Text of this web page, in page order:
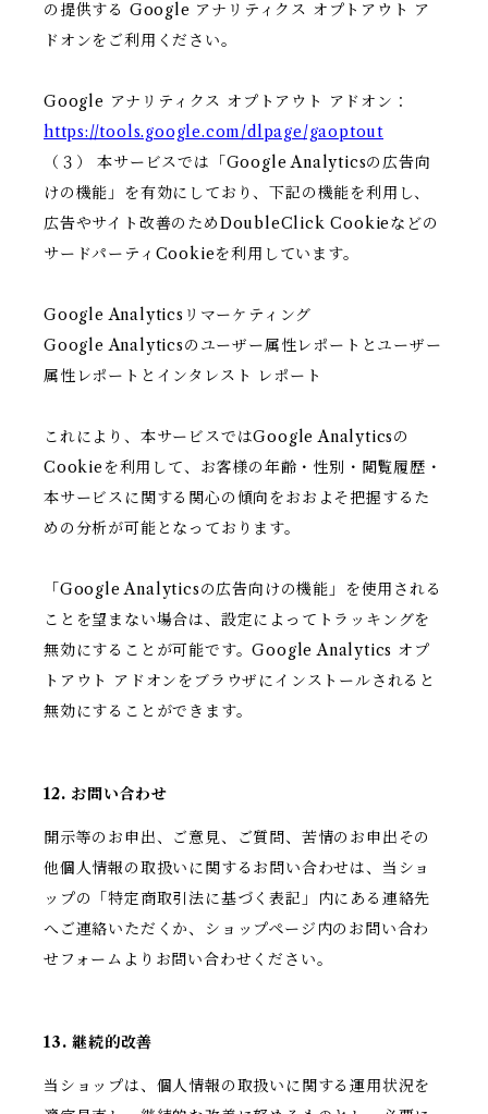
の提供する Google アナリティクス オプトアウト ア
ドオンをご利用ください。
Google アナリティクス オプトアウト アドオン：
https://tools.google.com/dlpage/gaoptout
（３） 本サービスでは「Google Analyticsの広告向
けの機能」を有効にしており、下記の機能を利用し、
広告やサイト改善のためDoubleClick Cookieなどの
サードパーティCookieを利用しています。
Google Analyticsリマーケティング
Google Analyticsのユーザー属性レポートとユーザー
属性レポートとインタレスト レポート
これにより、本サービスではGoogle Analyticsの
Cookieを利用して、お客様の年齢・性別・閲覧履歴・
本サービスに関する関心の傾向をおおよそ把握するた
めの分析が可能となっております。
「Google Analyticsの広告向けの機能」を使用される
ことを望まない場合は、設定によってトラッキングを
無効にすることが可能です。Google Analytics オプ
トアウト アドオンをブラウザにインストールされると
無効にすることができます。
12. お問い合わせ
開示等のお申出、ご意見、ご質問、苦情のお申出その
他個人情報の取扱いに関するお問い合わせは、当ショ
ップの「特定商取引法に基づく表記」内にある連絡先
へご連絡いただくか、ショップページ内のお問い合わ
せフォームよりお問い合わせください。
13. 継続的改善
当ショップは、個人情報の取扱いに関する運用状況を